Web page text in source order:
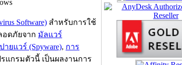
Software) สำหรับการใช้
อดภัยจาก มัลแวร์
ายแวร์ (Spyware), การ
แกรมตัวนี้ เป็นผลงานการ